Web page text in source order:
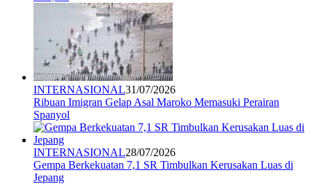
INTERNASIONAL31/07/2026
Ribuan Imigran Gelap Asal Maroko Memasuki Perairan
Spanyol
INTERNASIONAL28/07/2026
Gempa Berkekuatan 7,1 SR Timbulkan Kerusakan Luas di
Jepang